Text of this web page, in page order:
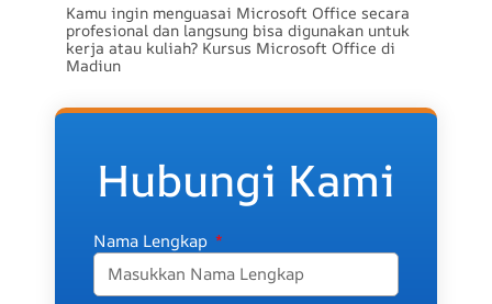
Kamu ingin menguasai Microsoft Office secara
profesional dan langsung bisa digunakan untuk
kerja atau kuliah? Kursus Microsoft Office di
Madiun
Hubungi Kami
Nama Lengkap